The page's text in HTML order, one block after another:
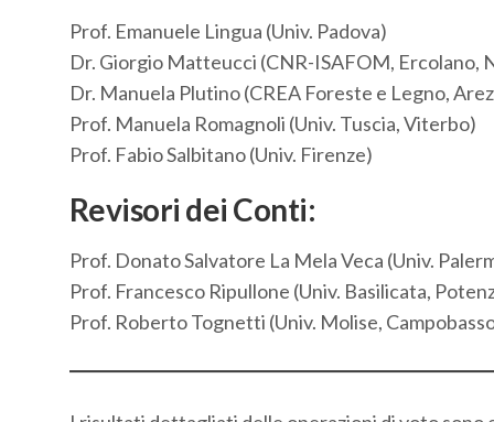
Prof. Emanuele Lingua (Univ. Padova)
Dr. Giorgio Matteucci (CNR-ISAFOM, Ercolano,
Dr. Manuela Plutino (CREA Foreste e Legno,
Prof. Manuela Romagnoli (Univ. Tuscia, Viterbo)
Prof. Fabio Salbitano (Univ. Firenze)
Revisori dei Conti:
Prof. Donato Salvatore La Mela Veca (Univ.
Prof. Francesco Ripullone (Univ. Basilicata,
Prof. Roberto Tognetti (Univ. Molise,